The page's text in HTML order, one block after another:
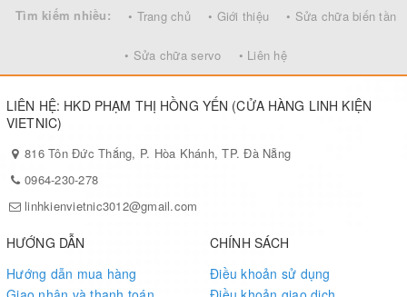
Tìm kiếm nhiều: • Trang chủ • Giới thiệu • Sửa chữa biến tần
• Sửa chữa servo • Liên hệ
LIÊN HỆ: HKD PHẠM THỊ HỒNG YẾN (CỬA HÀNG LINH KIỆN
VIETNIC)
816 Tôn Đức Thắng, P. Hòa Khánh, TP. Đà Nẵng
0964-230-278
linhkienvietnic3012@gmail.com
HƯỚNG DẪN
Hướng dẫn mua hàng
CHÍNH SÁCH
Điều khoản sử dụng